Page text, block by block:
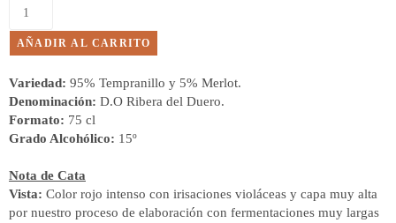
AÑADIR AL CARRITO
Variedad: 95% Tempranillo y 5% Merlot.
Denominación: D.O Ribera del Duero.
Formato: 75 cl
Grado Alcohólico: 15º
Nota de Cata
Vista: Color rojo intenso con irisaciones violáceas y capa muy alta
por nuestro proceso de elaboración con fermentaciones muy largas